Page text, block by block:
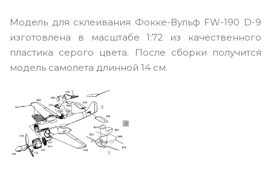
Модель для склеивания Фокке-Вульф FW-190 D-9
изготовлена в масштабе 1:72 из качественного
пластика серого цвета. После сборки получится
модель самолета длинной 14 см.